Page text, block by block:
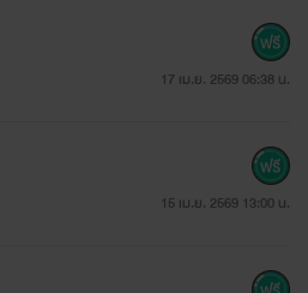
17 เม.ย. 2569 06:38 น.
15 เม.ย. 2569 13:00 น.